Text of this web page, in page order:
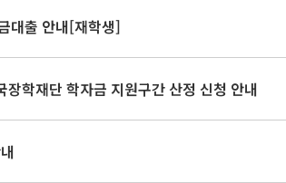
대출 안내[재학생]
학재단 학자금 지원구간 산정 신청 안내